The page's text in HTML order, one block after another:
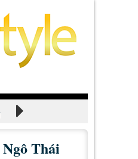
Thái